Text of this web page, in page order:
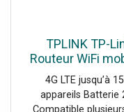
TPLINK TP-
Routeur WiFi
hotspot
4G LTE jusqu’à
appareils Batterie
Compatible